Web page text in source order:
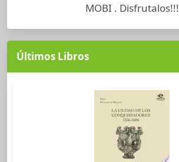
MOBI . Disfrutalos!!!
Últimos Libros